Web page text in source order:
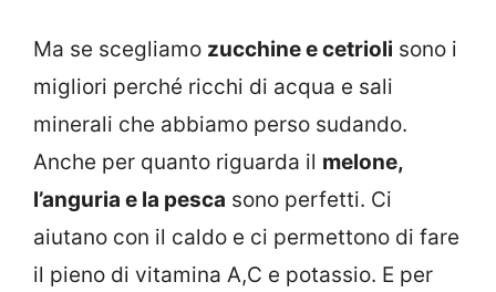
Ma se scegliamo zucchine e cetrioli sono i
migliori perché ricchi di acqua e sali
minerali che abbiamo perso sudando.
Anche per quanto riguarda il melone,
l’anguria e la pesca sono perfetti. Ci
aiutano con il caldo e ci permettono di fare
il pieno di vitamina A,C e potassio. E per